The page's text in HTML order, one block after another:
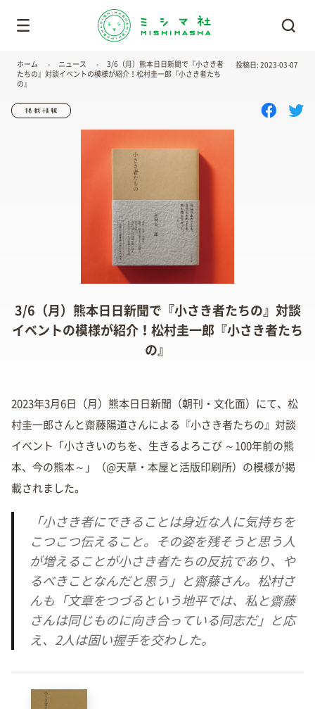
ホーム ニュース
3/6（月）熊本日日新聞で『小さき者
たちの』対談イベントの模様が紹介！松村圭一郎『小さき者たち
の』
投稿日: 2023-03-07
3/6（月）熊本日日新聞で『小さき者たちの』対談
イベントの模様が紹介！松村圭一郎『小さき者たち
の』
2023年3月6日（月）熊本日日新聞（朝刊・文化面）にて、松
村圭一郎さんと齋藤陽道さんによる『小さき者たちの』対談
イベント「小さきいのちを、生きるよろこび ～100年前の熊
本、今の熊本～」（@天草・本屋と活版印刷所）の模様が掲
載されました。
「小さき者にできることは身近な人に気持ちを
こつこつ伝えること。その姿を残そうと思う人
が増えることが小さき者たちの反抗であり、や
るべきことなんだと思う」と齋藤さん。松村さ
んも「文章をつづるという地平では、私と齋藤
さんは同じものに向き合っている同志だ」と応
え、
2人は固い握手を交わした。